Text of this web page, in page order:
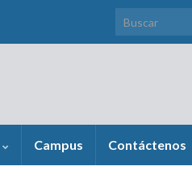
Search for:
Campus Contáctenos